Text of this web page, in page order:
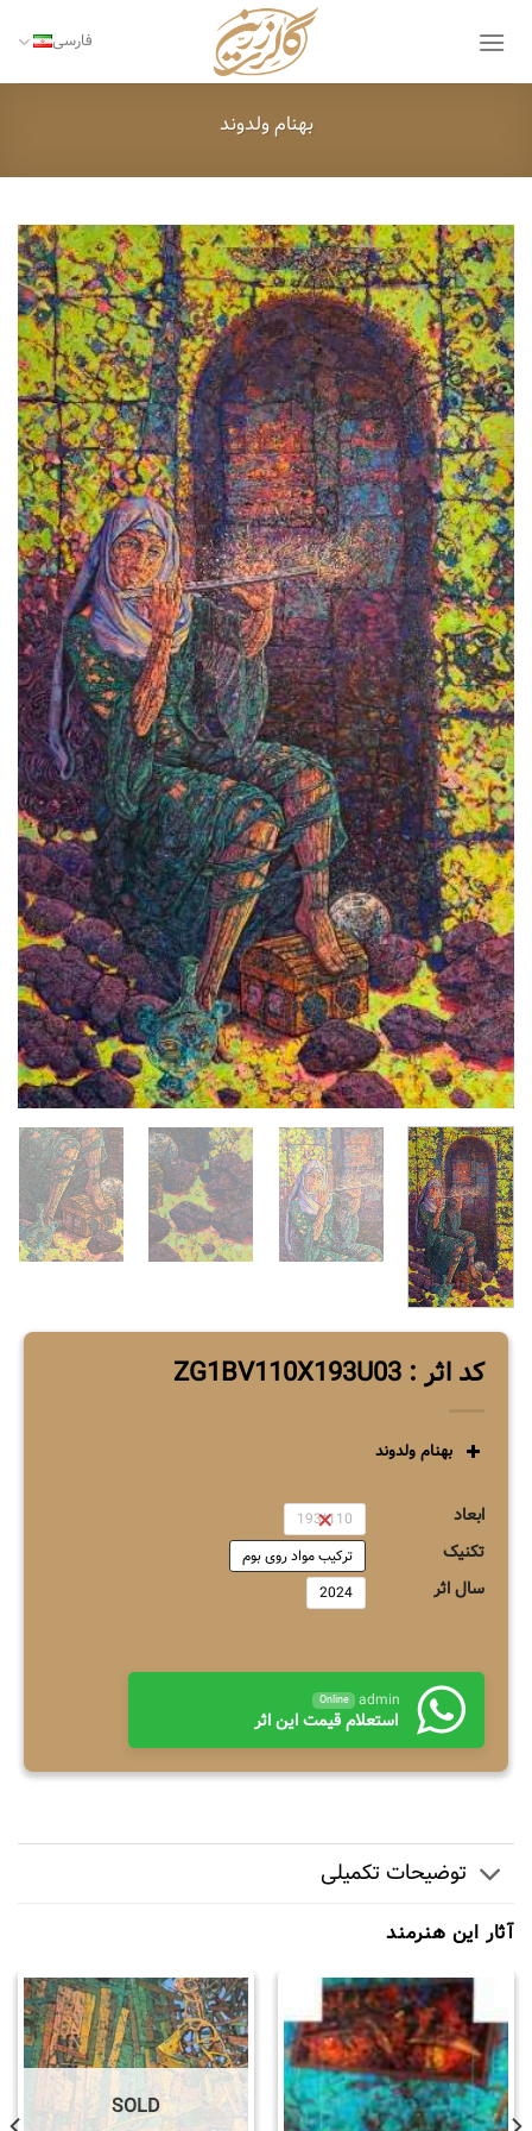
فارسی
بهنام ولدوند
کد اثر : ZG1BV110X193U03
بهنام ولدوند
ابعاد 110*193
تکنیک ترکیب مواد روی بوم
سال اثر 2024
admin
Online
استعلام قیمت این اثر
توضیحات تکمیلی
آثار این هنرمند
SOLD